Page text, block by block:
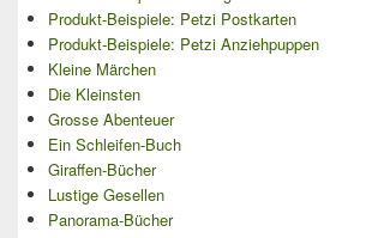
Produkt-Beispiele: Petzi Postkarten
Produkt-Beispiele: Petzi Anziehpuppen
Kleine Märchen
Die Kleinsten
Grosse Abenteuer
Ein Schleifen-Buch
Giraffen-Bücher
Lustige Gesellen
Panorama-Bücher